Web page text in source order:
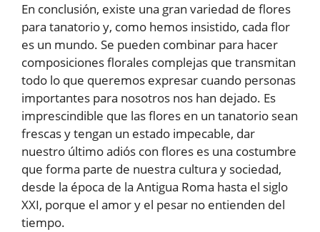
En conclusión, existe una gran variedad de flores
para tanatorio y, como hemos insistido, cada flor
es un mundo. Se pueden combinar para hacer
composiciones florales complejas que transmitan
todo lo que queremos expresar cuando personas
importantes para nosotros nos han dejado. Es
imprescindible que las flores en un tanatorio sean
frescas y tengan un estado impecable, dar
nuestro último adiós con flores es una costumbre
que forma parte de nuestra cultura y sociedad,
desde la época de la Antigua Roma hasta el siglo
XXI, porque el amor y el pesar no entienden del
tiempo.